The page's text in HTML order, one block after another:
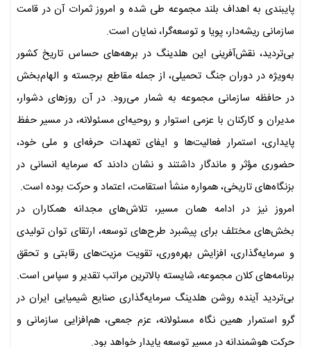
پایبندی به اهداف بلند مجموعه طی شده و امروز ثمرات آن در قامت
سازمانی ریشه‌دار، پویا و توسعه‌گرا، نمایان است.
بی‌تردید، نقش‌آفرینی این هلدینگ در برهه‌های حساس تاریخ کشور
به‌ویژه در دوران جنگ تحمیلی، از جمله مقاطع برجسته و الهام‌بخش
در حافظه سازمانی مجموعه به شمار می‌رود. در آن روزهای دشوار،
مدیران و کارکنان با عزمی استوار و روحیه‌ای مسئولانه، در مسیر حفظ
پایداری، استمرار فعالیت‌ها و ایفای تعهدات حرفه‌ای و ملی خود،
حضوری مؤثر و ماندگار داشتند و نشان دادند که سرمایه انسانی در
بزنگاه‌های تاریخی، همواره منشأ استقامت، اعتماد و حرکت بوده است.
امروز نیز در ادامه همان مسیر، تلاش‌های مجدانه همکاران در
بخش‌های مختلف برای پیشبرد طرح‌های توسعه، ارتقای توان تولیدی
و سرمایه‌گذاری، افزایش بهره‌وری، تقویت مزیت‌های رقابتی و تحقق
برنامه‌های کلان مجموعه، شایسته بالاترین مراتب تقدیر و سپاس است.
بی‌تردید آینده روشن هلدینگ سرمایه‌گذاری صنایع شیمیایی ایران در
گرو استمرار همین نگاه مسئولانه، عزم جمعی، هم‌افزایی سازمانی و
حرکت هوشمندانه در مسیر توسعه پایدار خواهد بود.